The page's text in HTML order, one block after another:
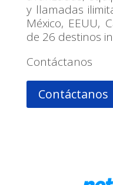
y llamadas
México, EEUU,
de 26 destinos
Contáctanos
Contáctanos